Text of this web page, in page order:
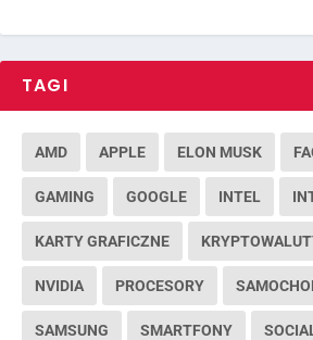
TAGI
AMD APPLE ELON MUSK
GAMING GOOGLE INTEL
KARTY GRAFICZNE
NVIDIA PROCESORY
SAMSUNG SMARTFONY